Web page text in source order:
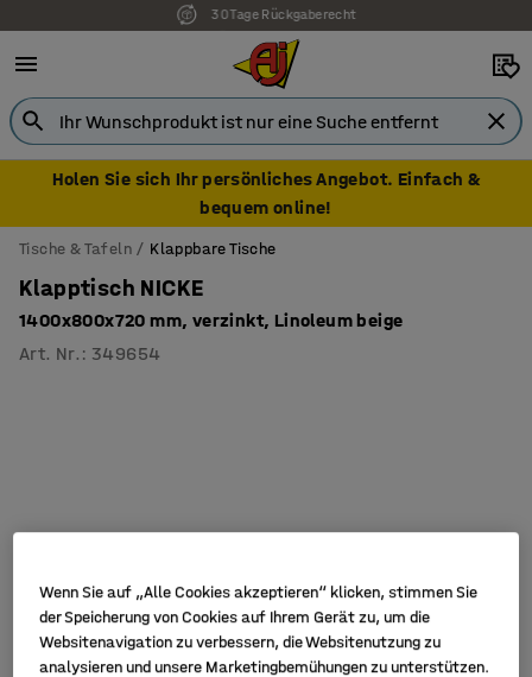
7 Jahre Garantie
Holen Sie sich Ihr persönliches Angebot. Einfach &
bequem online!
Tische & Tafeln Klappbare Tische
Klapptisch NICKE
1400x800x720 mm, verzinkt, Linoleum beige
Art. Nr. : 349654
Wenn Sie auf „Alle Cookies akzeptieren“ klicken, stimmen Sie
der Speicherung von Cookies auf Ihrem Gerät zu, um die
Websitenavigation zu verbessern, die Websitenutzung zu
analysieren und unsere Marketingbemühungen zu unterstützen.